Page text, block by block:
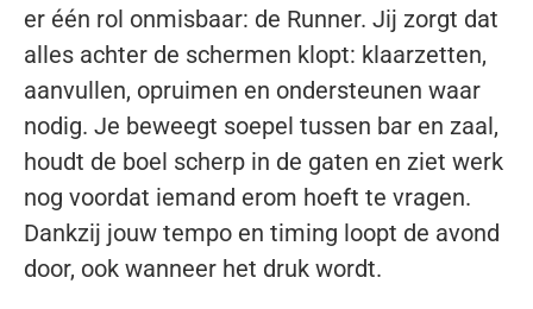
er één rol onmisbaar: de Runner. Jij zorgt dat
alles achter de schermen klopt: klaarzetten,
aanvullen, opruimen en ondersteunen waar
nodig. Je beweegt soepel tussen bar en zaal,
houdt de boel scherp in de gaten en ziet werk
nog voordat iemand erom hoeft te vragen.
Dankzij jouw tempo en timing loopt de avond
door, ook wanneer het druk wordt.